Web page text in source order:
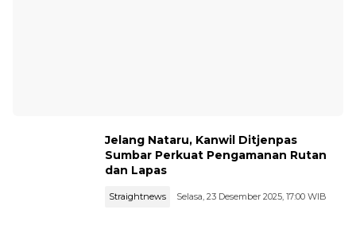
Jelang Nataru, Kanwil Ditjenpas
Sumbar Perkuat Pengamanan Rutan
dan Lapas
Straightnews Selasa, 23 Desember 2025, 17:00 WIB